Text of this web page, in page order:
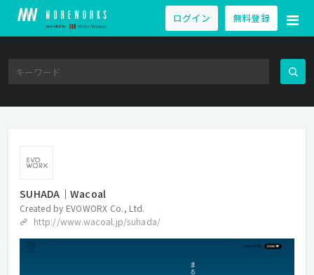
ログイン 無料登録
SUHADA｜Wacoal
Created by EVOWORX Co., Ltd.
http://www.wacoal.jp/suhada/